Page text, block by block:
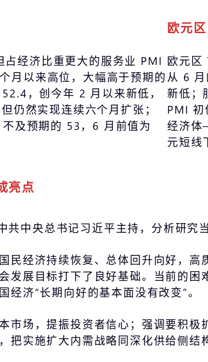
经济比重更大的服务业 PMI
月以来高位，大幅高于预期的
，创今年 2 月以来新低，
仍然实现连续六个月扩张；
及预期的 53，6 月前值为
欧元
欧元区
从 6
新低；
PMI
经济体
元短线
亮点
中央总书记习近平主持，分析研究
民经济持续恢复、总体回升向好，
发展目标打下了良好基础。当前的
经济“长期向好的基本面没有改变”。
市场，提振投资者信心；强调要积
把实施扩大内需战略同深化供给侧结